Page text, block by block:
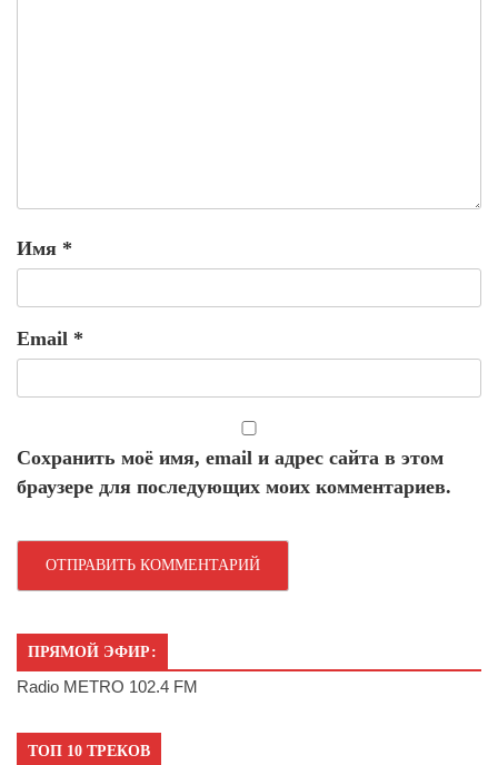
Имя *
Email *
Сохранить моё имя, email и адрес сайта в этом
браузере для последующих моих комментариев.
ПРЯМОЙ ЭФИР:
Radio METRO 102.4 FM
ТОП 10 ТРЕКОВ